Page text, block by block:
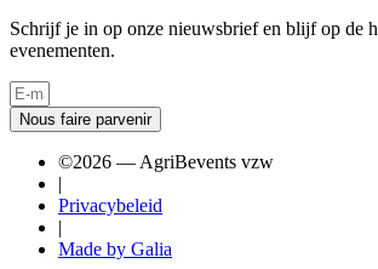
Schrijf je in op onze nieuwsbrief en blijf op de
evenementen.
Nous faire parvenir
©2026 — AgriBevents vzw
|
Privacybeleid
|
Made by Galia